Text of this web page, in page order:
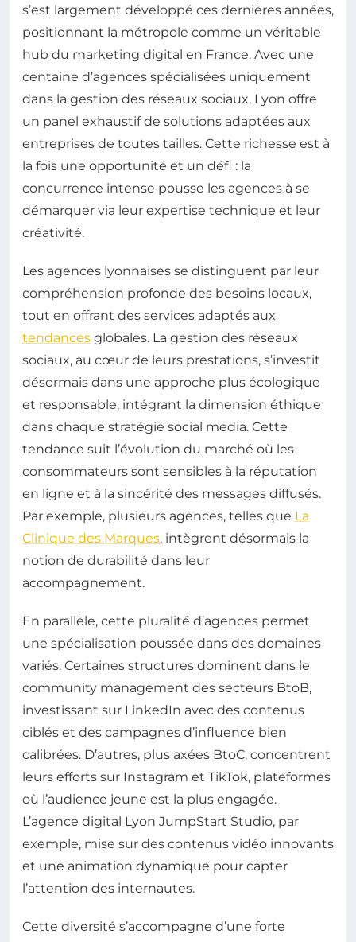
s’est largement développé ces dernières années,
positionnant la métropole comme un véritable
hub du marketing digital en France. Avec une
centaine d’agences spécialisées uniquement
dans la gestion des réseaux sociaux, Lyon offre
un panel exhaustif de solutions adaptées aux
entreprises de toutes tailles. Cette richesse est à
la fois une opportunité et un défi : la
concurrence intense pousse les agences à se
démarquer via leur expertise technique et leur
créativité.
Les agences lyonnaises se distinguent par leur
compréhension profonde des besoins locaux,
tout en offrant des services adaptés aux
tendances globales. La gestion des réseaux
sociaux, au cœur de leurs prestations, s’investit
désormais dans une approche plus écologique
et responsable, intégrant la dimension éthique
dans chaque stratégie social media. Cette
tendance suit l’évolution du marché où les
consommateurs sont sensibles à la réputation
en ligne et à la sincérité des messages diffusés.
Par exemple, plusieurs agences, telles que La
Clinique des Marques, intègrent désormais la
notion de durabilité dans leur
accompagnement.
En parallèle, cette pluralité d’agences permet
une spécialisation poussée dans des domaines
variés. Certaines structures dominent dans le
community management des secteurs BtoB,
investissant sur LinkedIn avec des contenus
ciblés et des campagnes d’influence bien
calibrées. D’autres, plus axées BtoC, concentrent
leurs efforts sur Instagram et TikTok, plateformes
où l’audience jeune est la plus engagée.
L’agence digital Lyon JumpStart Studio, par
exemple, mise sur des contenus vidéo innovants
et une animation dynamique pour capter
l’attention des internautes.
Cette diversité s’accompagne d’une forte